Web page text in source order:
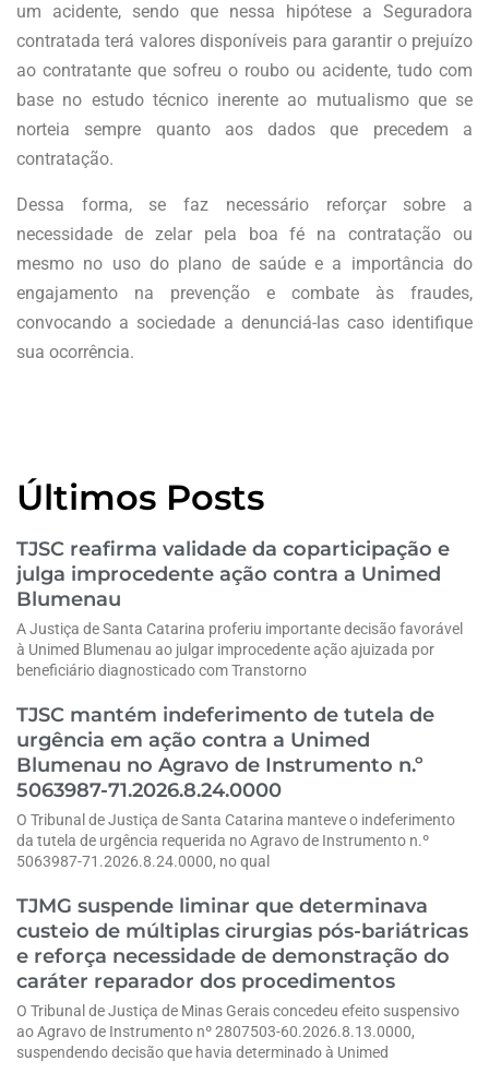
um acidente, sendo que nessa hipótese a Seguradora
contratada terá valores disponíveis para garantir o prejuízo
ao contratante que sofreu o roubo ou acidente, tudo com
base no estudo técnico inerente ao mutualismo que se
norteia sempre quanto aos dados que precedem a
contratação.
Dessa forma, se faz necessário reforçar sobre a
necessidade de zelar pela boa fé na contratação ou
mesmo no uso do plano de saúde e a importância do
engajamento na prevenção e combate às fraudes,
convocando a sociedade a denunciá-las caso identifique
sua ocorrência.
Últimos Posts
TJSC reafirma validade da coparticipação e
julga improcedente ação contra a Unimed
Blumenau
A Justiça de Santa Catarina proferiu importante decisão favorável
à Unimed Blumenau ao julgar improcedente ação ajuizada por
beneficiário diagnosticado com Transtorno
TJSC mantém indeferimento de tutela de
urgência em ação contra a Unimed
Blumenau no Agravo de Instrumento n.º
5063987-71.2026.8.24.0000
O Tribunal de Justiça de Santa Catarina manteve o indeferimento
da tutela de urgência requerida no Agravo de Instrumento n.º
5063987-71.2026.8.24.0000, no qual
TJMG suspende liminar que determinava
custeio de múltiplas cirurgias pós-bariátricas
e reforça necessidade de demonstração do
caráter reparador dos procedimentos
O Tribunal de Justiça de Minas Gerais concedeu efeito suspensivo
ao Agravo de Instrumento nº 2807503-60.2026.8.13.0000,
suspendendo decisão que havia determinado à Unimed